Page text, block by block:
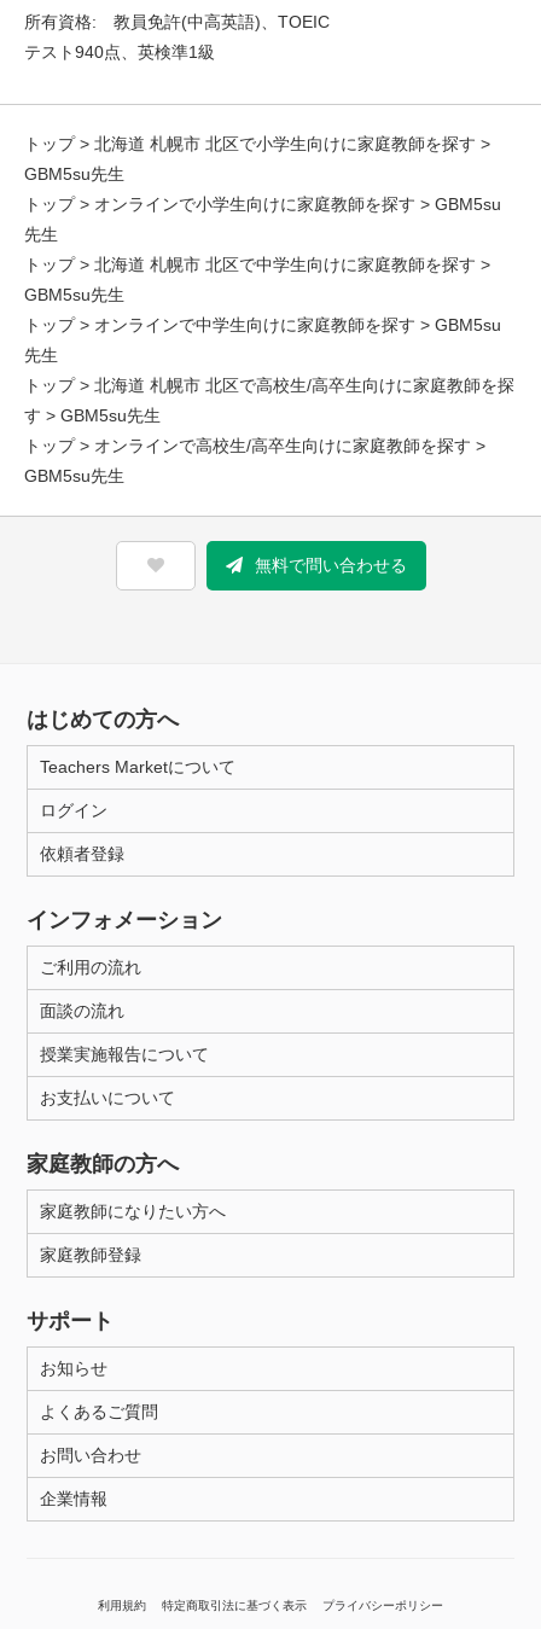
所有資格: 教員免許(中高英語)、TOEIC
テスト940点、英検準1級
トップ> 北海道 札幌市 北区で小学生向けに家庭教師を探す >
GBM5su先生
トップ> オンラインで小学生向けに家庭教師を探す > GBM5su
先生
トップ> 北海道 札幌市 北区で中学生向けに家庭教師を探す >
GBM5su先生
トップ> オンラインで中学生向けに家庭教師を探す > GBM5su
先生
トップ> 北海道 札幌市 北区で高校生/高卒生向けに家庭教師を探
す > GBM5su先生
トップ> オンラインで高校生/高卒生向けに家庭教師を探す >
GBM5su先生
無料で問い合わせる
はじめての方へ
Teachers Marketについて
ログイン
依頼者登録
インフォメーション
ご利用の流れ
面談の流れ
授業実施報告について
お支払いについて
家庭教師の方へ
家庭教師になりたい方へ
家庭教師登録
サポート
お知らせ
よくあるご質問
お問い合わせ
企業情報
利用規約 特定商取引法に基づく表示 プライバシーポリシー